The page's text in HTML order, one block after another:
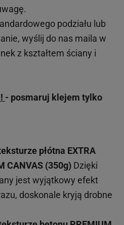
podziału lub
wyślij do nas maila w
z kształtem ściany i
- posmaruj klejem tylko
płótna EXTRA
CANVAS (350g) Dzięki
jest wyjątkowy efekt
doskonale kryją drobne